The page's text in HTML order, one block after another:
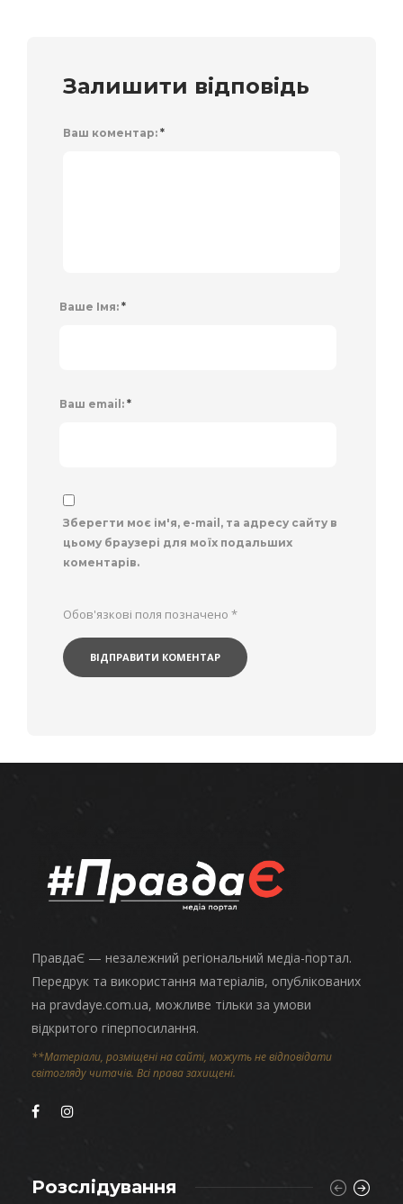
Залишити відповідь
Ваш коментар: *
Ваше Імя: *
Ваш email: *
Зберегти моє ім'я, e-mail, та адресу сайту в
цьому браузері для моїх подальших
коментарів.
Обов'язкові поля позначено *
ПравдаЄ — незалежний регіональний медіа-портал.
Передрук та використання матеріалів, опублікованих
на pravdaye.com.ua, можливе тільки за умови
відкритого гіперпосилання.
**Матеріали, розміщені на сайті, можуть не відповідати
світогляду читачів. Всі права захищені.
Розслідування